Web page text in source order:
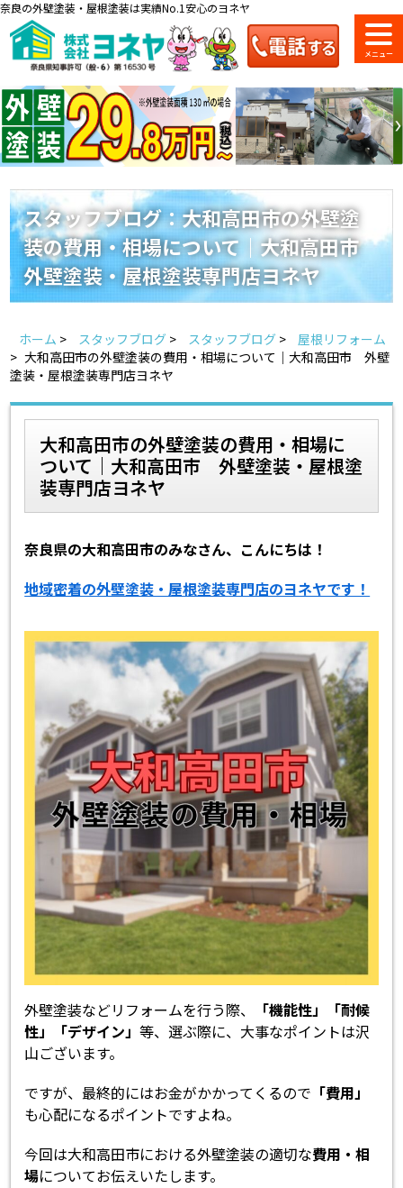
奈良の外壁塗装・屋根塗装は実績No.1安心のヨネヤ
料金一覧 会社案内 ショールーム
のご紹介
来店予約 お問い合わせ
お見積り お電話
ヨネヤの施工実績
Home お客様の声
スタッフ紹介 スタッフブログ
よくあるご質問
ヨネヤがお客様から選ばれる10の
理由
リフォームローン
工場倉庫修繕 アパート・マンション修繕
スタッフブログ：大和高田市の外壁塗
装の費用・相場について｜大和高田市
外壁塗装・屋根塗装専門店ヨネヤ
ホーム > スタッフブログ > スタッフブログ >
屋根リフォーム
> 大和高田市の外壁塗装の費用・相場について｜大和高田市 外壁
塗装・屋根塗装専門店ヨネヤ
大和高田市の外壁塗装の費用・相場に
ついて｜大和高田市 外壁塗装・屋根塗
装専門店ヨネヤ
奈良県の大和高田市のみなさん、こんにちは！
地域密着の外壁塗装・屋根塗装専門店のヨネヤです！
外壁塗装などリフォームを行う際、
「機能性」「耐候
性」「デザイン」等、選ぶ際に、大事なポイントは沢
山ございます。
ですが、最終的にはお金がかかってくるので 「費用」
も心配になるポイントですよね。
今回は大和高田市における外壁塗装の適切な費用・相
場についてお伝えいたします。